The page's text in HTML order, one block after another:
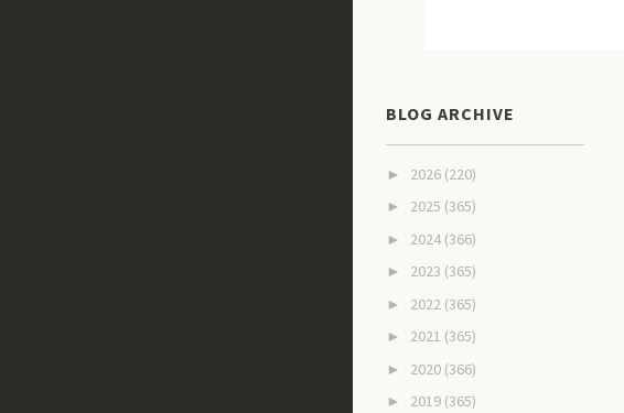
BLOG ARCHIVE
► 2026 (220)
► 2025 (365)
► 2024 (366)
► 2023 (365)
► 2022 (365)
► 2021 (365)
► 2020 (366)
► 2019 (365)